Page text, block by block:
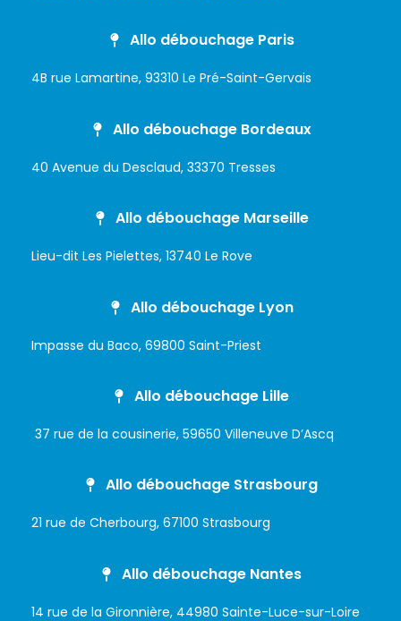
Allo débouchage Paris
4B rue Lamartine, 93310 Le Pré-Saint-Gervais
Allo débouchage Bordeaux
40 Avenue du Desclaud, 33370 Tresses
Allo débouchage Marseille
Lieu-dit Les Pielettes, 13740 Le Rove
Allo débouchage Lyon
Impasse du Baco, 69800 Saint-Priest
Allo débouchage Lille
37 rue de la cousinerie, 59650 Villeneuve D’Ascq
Allo débouchage Strasbourg
21 rue de Cherbourg, 67100 Strasbourg
Allo débouchage Nantes
14 rue de la Gironnière, 44980 Sainte-Luce-sur-Loire